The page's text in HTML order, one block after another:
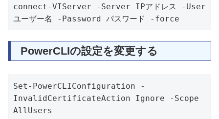
connect-VIServer -Server IPアドレス -User
ユーザー名 -Password パスワード -force
PowerCLIの設定を変更する
Set-PowerCLIConfiguration -
InvalidCertificateAction Ignore -Scope
AllUsers